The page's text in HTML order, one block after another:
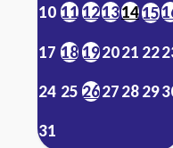
10 1112131415
17 18192021 22
24 25 26272829
31